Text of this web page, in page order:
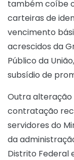
também coíbe
carteiras de
vencimento
acrescidos da
Público da
subsídio de
Outra
contratação
servidores do
da
Distrito Federal